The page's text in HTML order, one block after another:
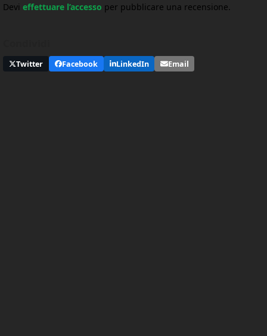
Devi effettuare l’accesso per pubblicare una recensione.
Twitter Facebook LinkedIn Email